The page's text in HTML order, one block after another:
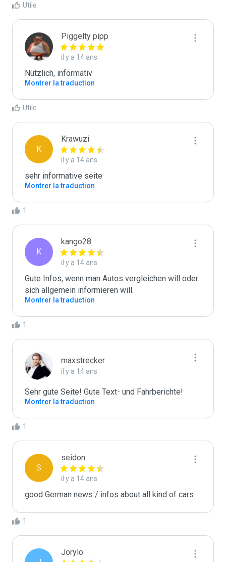
Utile
Piggelty pipp
il y a 14 ans
Nützlich, informativ
Montrer la traduction
Utile
K
Krawuzi
il y a 14 ans
sehr informative seite
Montrer la traduction
1
K
kango28
il y a 14 ans
Gute Infos, wenn man Autos vergleichen will oder
sich allgemein informieren will.
Montrer la traduction
1
maxstrecker
il y a 14 ans
Sehr gute Seite! Gute Text- und Fahrberichte!
Montrer la traduction
1
S
seidon
il y a 14 ans
good German news / infos about all kind of cars
1
Jorylo